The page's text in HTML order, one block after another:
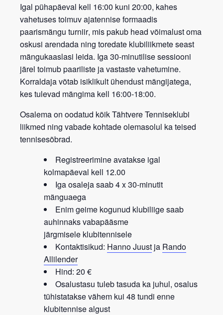
Igal pühapäeval kell 16:00 kuni 20:00, kahes
vahetuses toimuv ajatennise formaadis
paarismängu turniir, mis pakub head võimalust oma
oskusi arendada ning toredate klubiliikmete seast
mängukaaslasi leida. Iga 30-minutilise sessiooni
järel toimub paariliste ja vastaste vahetumine.
Korraldaja võtab isiklikult ühendust mängijatega,
kes tulevad mängima kell 16:00-18:00.
Osalema on oodatud kõikTähtvere Tenniseklubi
liikmed ning vabade kohtade olemasolul ka teised
tennisesõbrad.
Registreerimine avatakse igal
kolmapäeval kell 12.00
Iga osaleja saab 4 x 30-minutit
mänguaega
Enim geime kogunud klubiliige saab
auhinnaks vabapääsme
järgmisele klubitennisele
Kontaktisikud: Hanno Juust ja Rando
Allilender
Hind: 20 €
Osalustasu tuleb tasuda ka juhul, osalus
tühistatakse vähem kui 48 tundi enne
klubitennise algust